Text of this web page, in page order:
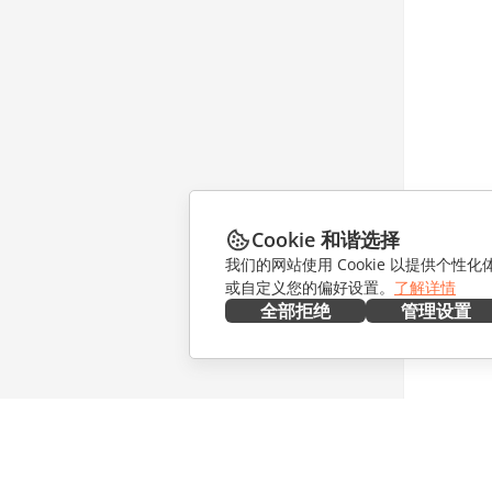
Cookie 和谐选择
我们的网站使用 Cookie 以提供个性化
或自定义您的偏好设置。 了解详情
全部拒绝 管理设置